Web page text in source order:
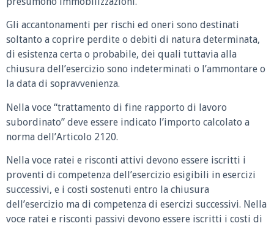
Gli accantonamenti per rischi ed oneri sono destinati
soltanto a coprire perdite o debiti di natura determinata,
di esistenza certa o probabile, dei quali tuttavia alla
chiusura dell’esercizio sono indeterminati o l’ammontare o
la data di sopravvenienza.
Nella voce “trattamento di fine rapporto di lavoro
subordinato” deve essere indicato l’importo calcolato a
norma dell’Articolo 2120.
Nella voce ratei e risconti attivi devono essere iscritti i
proventi di competenza dell’esercizio esigibili in esercizi
successivi, e i costi sostenuti entro la chiusura
dell’esercizio ma di competenza di esercizi successivi. Nella
voce ratei e risconti passivi devono essere iscritti i costi di